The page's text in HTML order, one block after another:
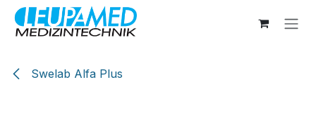
Zum Inhalt springen
Swelab Alfa Plus